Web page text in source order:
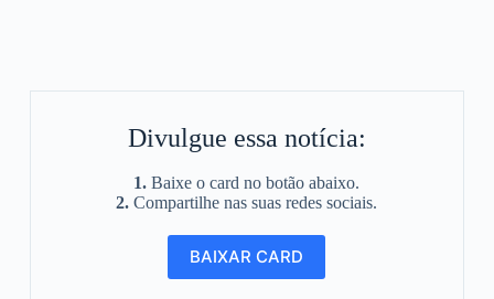
Divulgue essa notícia:
1. Baixe o card no botão abaixo.
2. Compartilhe nas suas redes sociais.